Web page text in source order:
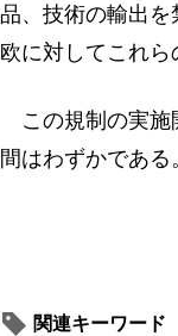
品、技術の輸出
欧に対してこれら
この規制の実施
間はわずかである
関連キーワード